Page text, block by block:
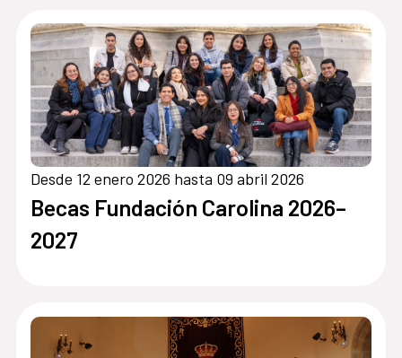
Desde 12 enero 2026 hasta 09 abril 2026
Becas Fundación Carolina 2026–
2027